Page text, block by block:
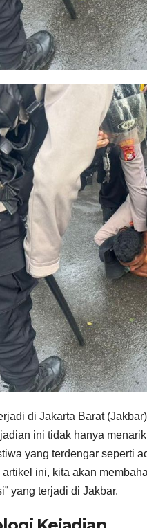
di Jakarta Barat
ini tidak hanya
yang terdengar seperti
ini, kita akan
yang terjadi di Jakbar.